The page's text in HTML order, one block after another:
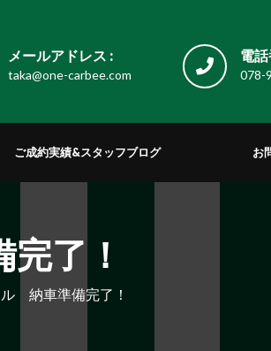
メールアドレス :
taka@one-carbee.com
電
078-
ご成約実績&スタッフブログ お
了！
納車準備完了！